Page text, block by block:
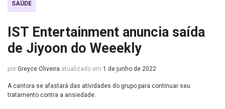
SAÚDE
IST Entertainment anuncia saída
de Jiyoon do Weeekly
por Greyce Oliveira atualizado em 1 de junho de 2022
A cantora se afastará das atividades do grupo para continuar seu
tratamento contra a ansiedade.